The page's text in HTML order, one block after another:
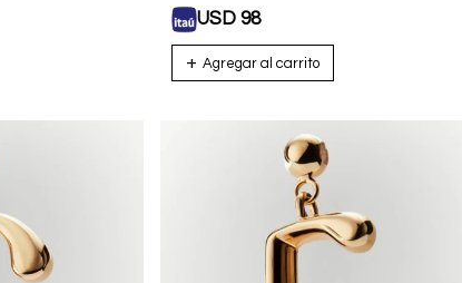
USD 98